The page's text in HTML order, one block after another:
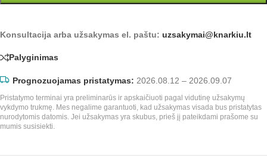
Konsultacija arba užsakymas el. paštu: uzsakymai@knarkiu.lt
Palyginimas
Prognozuojamas pristatymas: 2026.08.12 – 2026.09.07
Pristatymo terminai yra preliminarūs ir apskaičiuoti pagal vidutinę užsakymų
vykdymo trukmę. Mes negalime garantuoti, kad užsakymas visada bus pristatytas
nurodytomis datomis. Jei užsakymas yra skubus, prieš jį pateikdami prašome su
mumis susisiekti.